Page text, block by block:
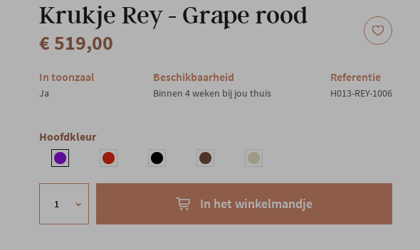
Krukje Rey - Grape rood
€ 519,00
In toonzaal
Ja
Beschikbaarheid
Binnen 4 weken bij jou thuis
Referentie
H013-REY-1006
Hoofdkleur
In het winkelmandje